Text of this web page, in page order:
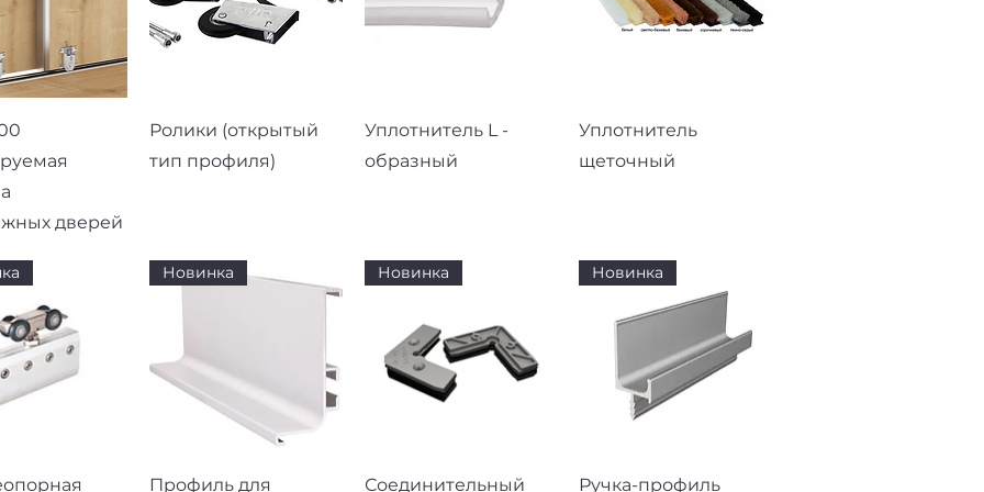
просмотр
дверей
Быстрый просмотр
Ролики (открытый
тип профиля)
Быстрый просмотр
Уплотнитель L -
образный
Быстрый просмотр
Уплотнитель
щеточный
просмотр Быстрый просмотр
Новинка
Профиль для Быстрый просмотр
Новинка
Соединительный Быстрый просмотр
Новинка
Ручка-профиль